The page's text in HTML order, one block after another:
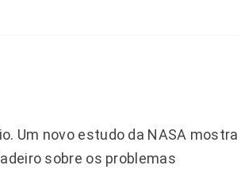
Um novo estudo da NASA mostra
sobre os problemas